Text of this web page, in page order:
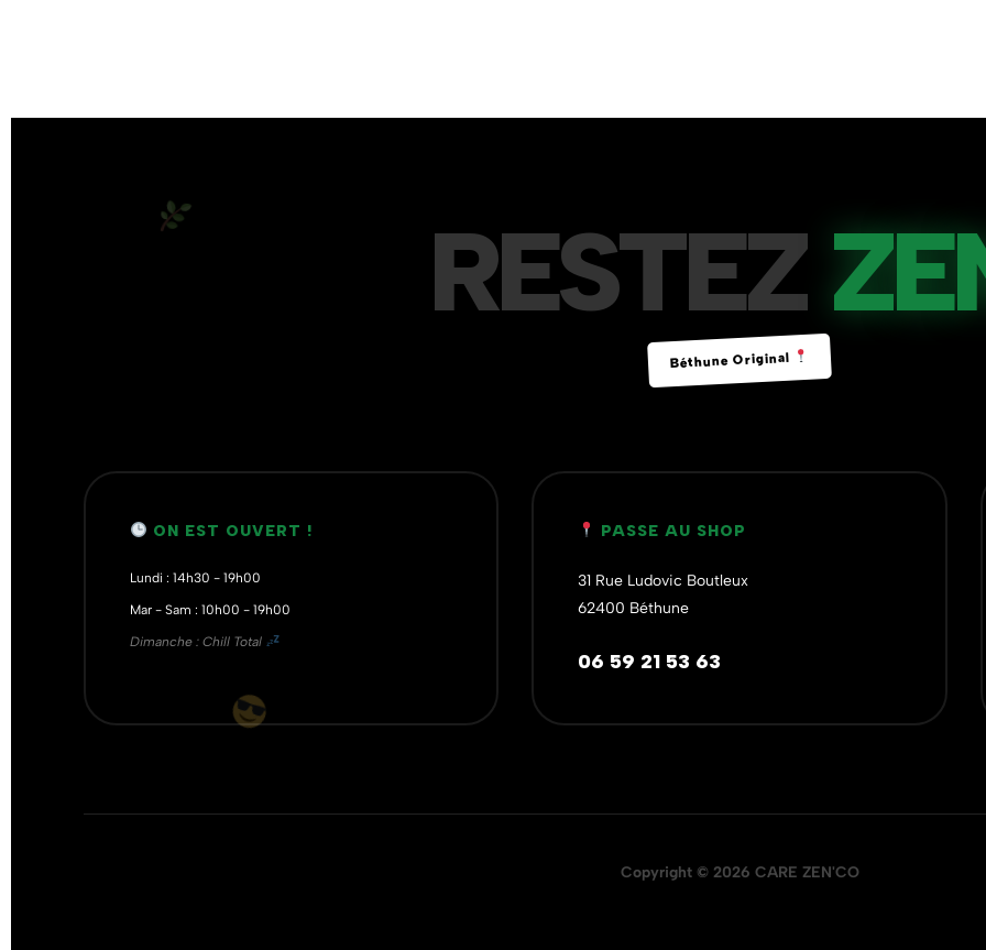
RESTEZ
Béthune Original
ON EST OUVERT !
Lundi : 14h30 - 19h00
Mar - Sam : 10h00 - 19h00
Dimanche : Chill Total
PASSE AU SHOP
31 Rue Ludovic Boutleux
62400 Béthune
06 59 21 53 63
Copyright © 2026 CARE ZEN'CO